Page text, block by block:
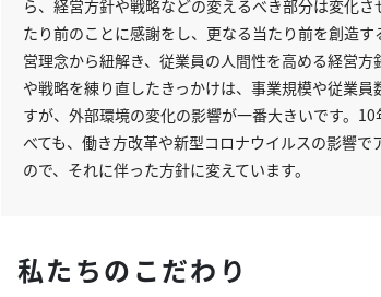
ら、経営方針や戦略などの変えるべき部分は変化
たり前のことに感謝をし、更なる当たり前を創造
営理念から紐解き、従業員の人間性を高める経営
や戦略を練り直したきっかけは、事業規模や従業
すが、外部環境の変化の影響が一番大きいです。
べても、働き方改革や新型コロナウイルスの影響
ので、それに伴った方針に変えています。
私たちのこだわり